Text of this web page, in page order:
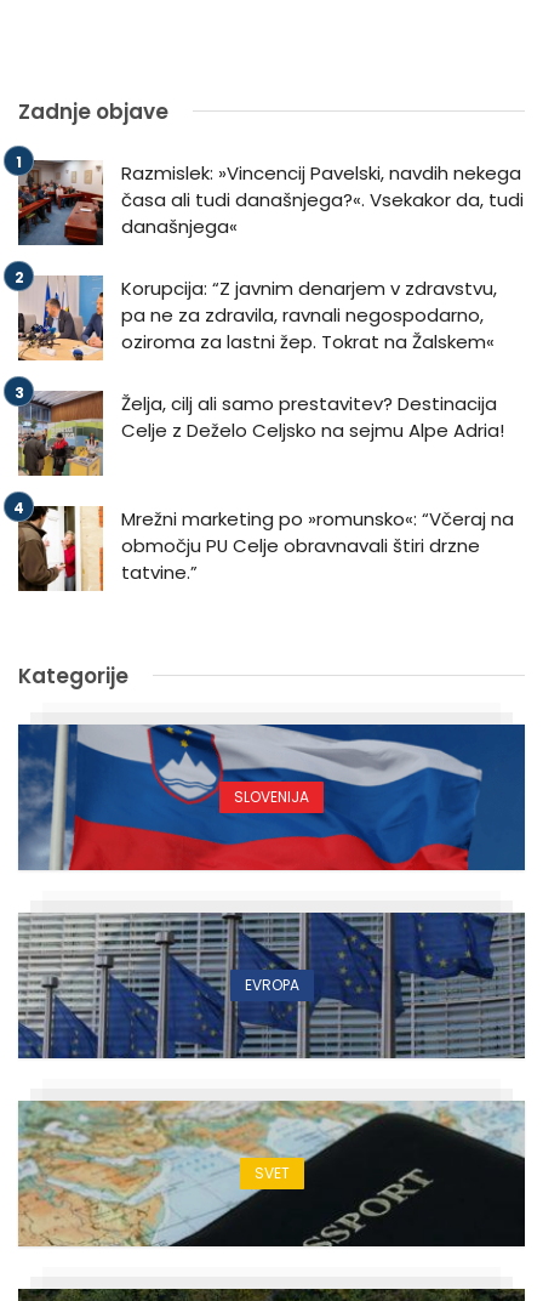
Zadnje objave
Razmislek: »Vincencij Pavelski, navdih nekega
časa ali tudi današnjega?«. Vsekakor da, tudi
današnjega«
Korupcija: “Z javnim denarjem v zdravstvu,
pa ne za zdravila, ravnali negospodarno,
oziroma za lastni žep. Tokrat na Žalskem«
Želja, cilj ali samo prestavitev? Destinacija
Celje z Deželo Celjsko na sejmu Alpe Adria!
Mrežni marketing po »romunsko«: “Včeraj na
območju PU Celje obravnavali štiri drzne
tatvine.”
Kategorije
SLOVENIJA
EVROPA
SVET